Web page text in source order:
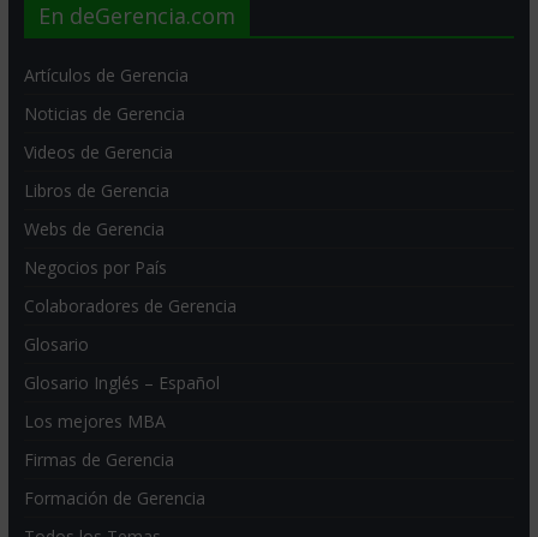
En deGerencia.com
Artículos de Gerencia
Noticias de Gerencia
Videos de Gerencia
Libros de Gerencia
Webs de Gerencia
Negocios por País
Colaboradores de Gerencia
Glosario
Glosario Inglés – Español
Los mejores MBA
Firmas de Gerencia
Formación de Gerencia